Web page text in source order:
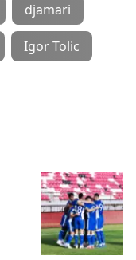
djamari
Igor Tolic